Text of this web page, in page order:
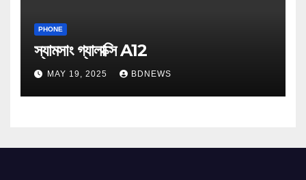
PHONE
স্যামসাং গ্যালাক্সি A12
MAY 19, 2025 BDNEWS